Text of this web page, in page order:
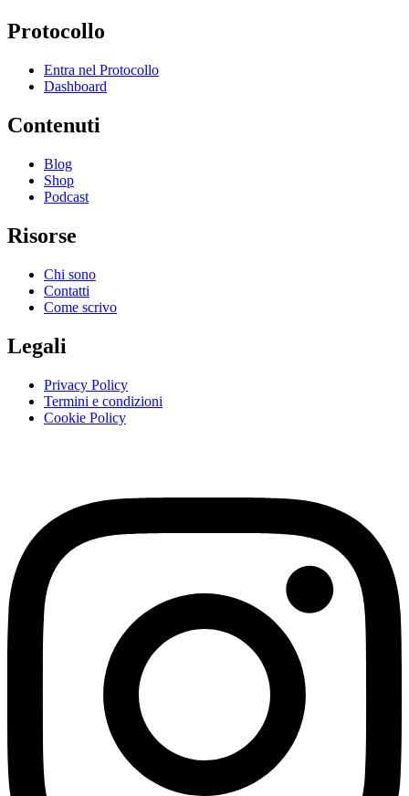
Protocollo
Entra nel Protocollo
Dashboard
Contenuti
Blog
Shop
Podcast
Risorse
Chi sono
Contatti
Come scrivo
Legali
Privacy Policy
Termini e condizioni
Cookie Policy